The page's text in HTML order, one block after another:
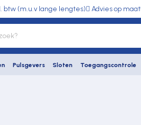
btw (m.u.v lange lengtes) Advies op maat
Pulsgevers Sloten Toegangscontrole